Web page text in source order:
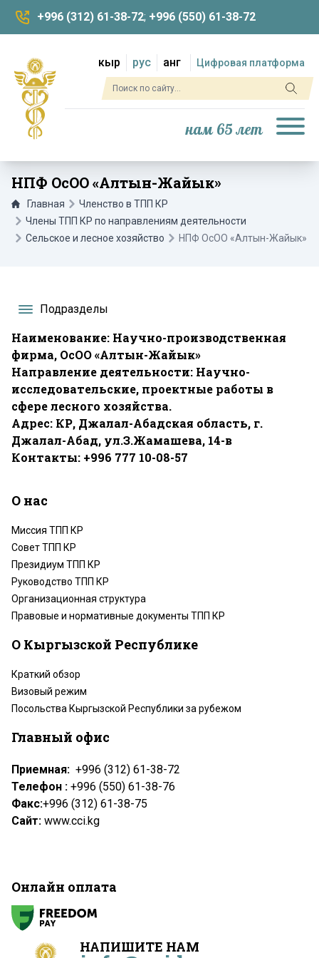
+996 (312) 61-38-72; +996 (550) 61-38-72
кыр рус анг Цифровая платформа
нам 65 лет
НПФ ОсОО «Алтын-Жайык»
Главная
Членство в ТПП КР
Члены ТПП КР по направлениям деятельности
Сельское и лесное хозяйство
НПФ ОсОО «Алтын-Жайык»
Подразделы
Наименование: Научно-производственная
фирма, ОсОО «Алтын-Жайык»
Направление деятельности: Научно-
исследовательские, проектные работы в
сфере лесного хозяйства.
Адрес: КР, Джалал-Абадская область, г.
Джалал-Абад, ул.З.Жамашева, 14-в
Контакты: +996 777 10-08-57
НАПИШИТЕ НАМ
О нас
Миссия ТПП КР
Совет ТПП КР
Президиум ТПП КР
Руководство ТПП КР
Организационная структура
Правовые и нормативные документы ТПП КР
О Кыргызской Республике
Краткий обзор
Визовый режим
Посольства Кыргызской Республики за рубежом
Главный офис
Приемная: +996 (312) 61-38-72
Телефон : +996 (550) 61-38-76
Факс:+996 (312) 61-38-75
Сайт: www.cci.kg
Онлайн оплата